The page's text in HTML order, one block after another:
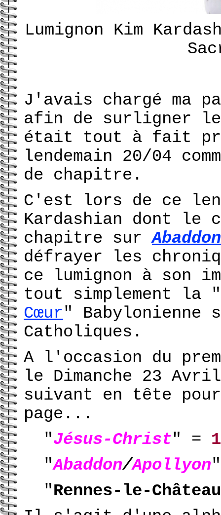
Lumignon Kim
J'avais chargé ma
afin de surligner
était tout à fait
lendemain 20/04
de chapitre.
C'est lors de ce
Kardashian dont le
chapitre surAbaddon
défrayer les
ce lumignon à son
tout simplement la "
Cœur"
Catholiques.
A l'occasion du
le Dimanche 23
suivant en tête
page...
"Jésus-Christ" =
"Abaddon/Apollyon
"Rennes-le-Château